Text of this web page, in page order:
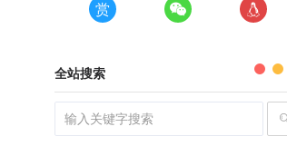
赏
全站搜索